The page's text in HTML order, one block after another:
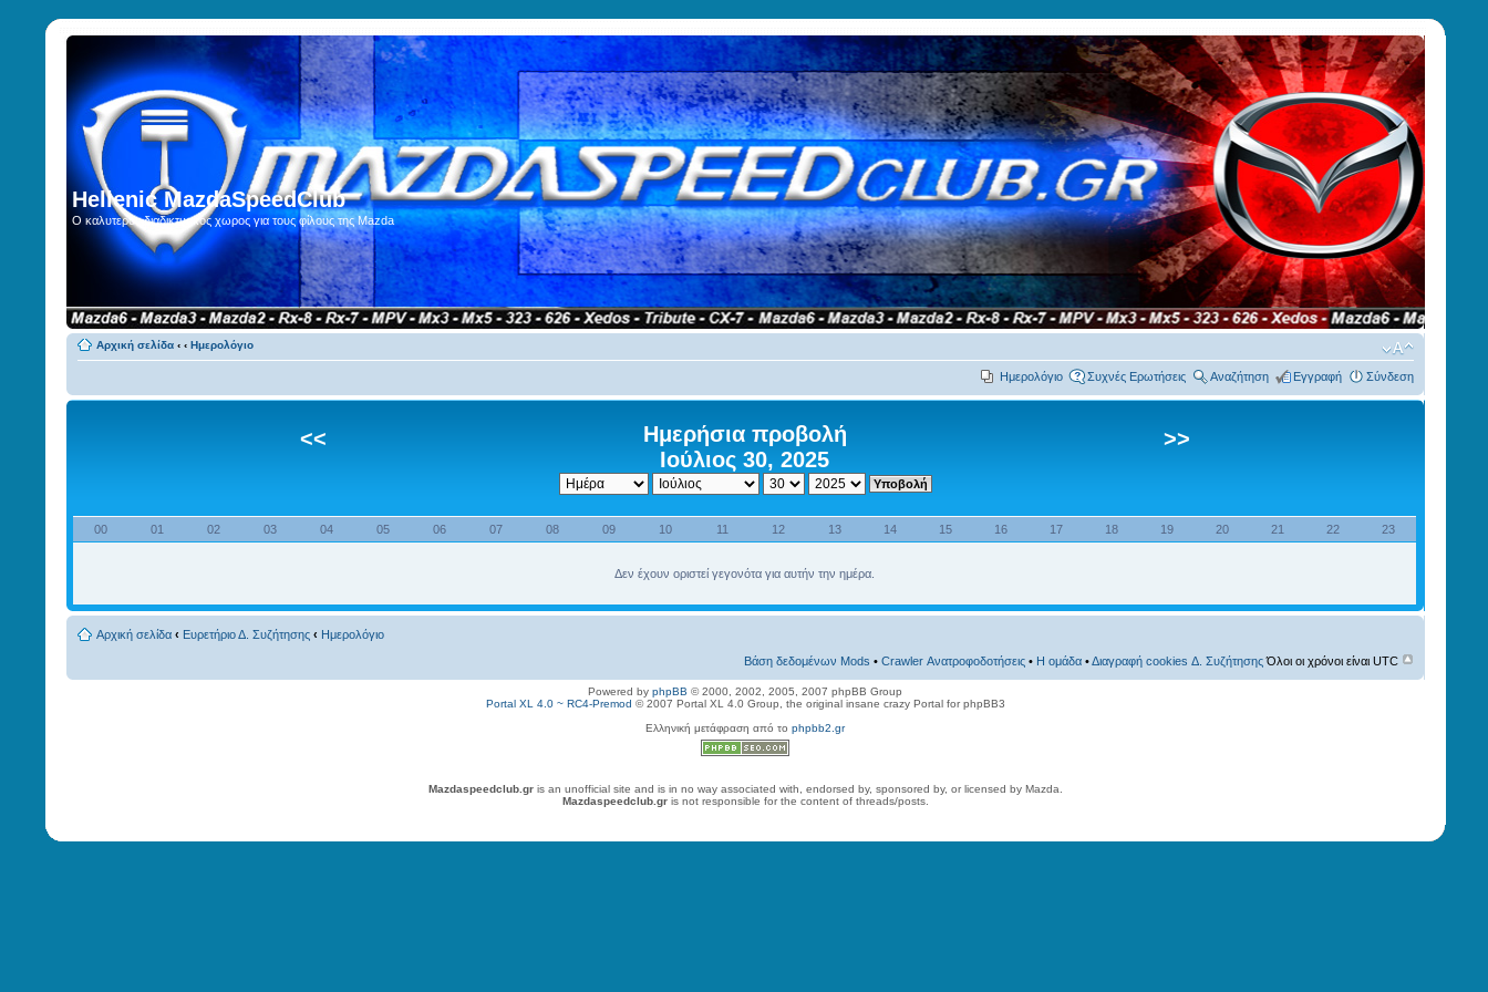
Hellenic MazdaSpeedClub
Ο καλυτερος διαδικτυακος χωρος για τους φίλους της Mazda
Αρχική σελίδα ‹ ‹ Ημερολόγιο
Ημερολόγιο Συχνές Ερωτήσεις Αναζήτηση Εγγραφή Σύνδεση
<<
Ημερήσια προβολή
Ιούλιος 30, 2025
>>
00 01 02 03 04 05 06 07 08 09 10 11 12 13 14 15 16 17 18 19 20 21 22 23
Δεν έχουν οριστεί γεγονότα για αυτήν την ημέρα.
Αρχική σελίδα ‹ Ευρετήριο Δ. Συζήτησης ‹ Ημερολόγιο
Βάση δεδομένων Mods •Crawler Ανατροφοδοτήσεις • Η ομάδα •Διαγραφή cookies Δ. ΣυζήτησηςΌλοι οι χρόνοι είναι UTC
Powered byphpBB © 2000, 2002, 2005, 2007 phpBB Group
Portal XL 4.0 ~ RC4-Premod © 2007 Portal XL 4.0 Group, the original insane crazy Portal for phpBB3
Ελληνική μετάφραση από τοphpbb2.gr
Mazdaspeedclub.gris an unofficial site and is in no way associated with, endorsed by, sponsored by, or licensed by Mazda.
Mazdaspeedclub.gris not responsible for the content of threads/posts.